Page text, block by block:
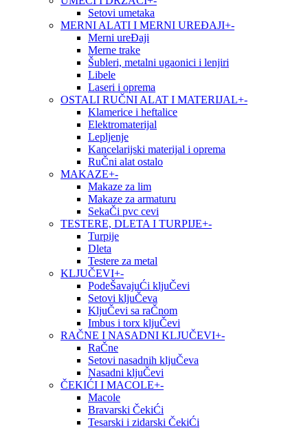
Setovi umetaka
MERNI ALATI I MERNI UREĐAJI+-
Merni ureĐaji
Merne trake
Šubleri, metalni ugaonici i lenjiri
Libele
Laseri i oprema
OSTALI RUČNI ALAT I MATERIJAL+-
Klamerice i heftalice
Elektromaterijal
Lepljenje
Kancelarijski materijal i oprema
RuČni alat ostalo
MAKAZE+-
Makaze za lim
Makaze za armaturu
SekaČi pvc cevi
TESTERE, DLETA I TURPIJE+-
Turpije
Dleta
Testere za metal
KLJUČEVI+-
PodeŠavajuĆi kljuČevi
Setovi kljuČeva
KljuČevi sa raČnom
Imbus i torx kljuČevi
RAČNE I NASADNI KLJUČEVI+-
RaČne
Setovi nasadnih kljuČeva
Nasadni kljuČevi
ČEKIĆI I MACOLE+-
Macole
Bravarski ČekiĆi
Tesarski i zidarski ČekiĆi